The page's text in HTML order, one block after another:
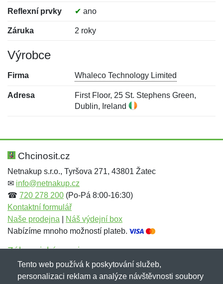
Reflexní prvky ✔ ano
Záruka 2 roky
Výrobce
Firma Whaleco Technology Limited
Adresa
First Floor, 25 St. Stephens Green,
Dublin, Ireland
Hodnocení:
Jméno: *
Jméno:
E-mail:*
Chcinosit.cz
Netnakup s.r.o., Tyršova 271, 43801 Žatec
✉ info@netnakup.cz
☎ 720 278 200 (Po-Pá 8:00-16:30)
Kontaktní formulář
Naše prodejna
Náš výdejní box
Nabízíme mnoho možností plateb.
Zákaznický servis
Novinky emailem
Tento web používá k poskytování služeb,
personalizaci reklam a analýze návštěvnosti soubory